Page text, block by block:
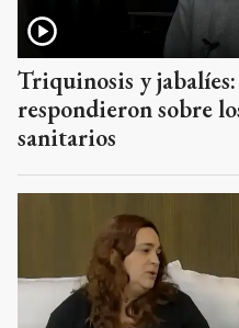
Triquinosis y
respondieron sobre
sanitarios